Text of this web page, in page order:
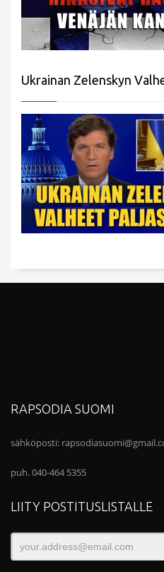
Ukrainan Zelenskyn
RAPSODIA SUOMI
sähköposti:
puh. 040-464 5355
LIITY POSTITUSLISTALLE